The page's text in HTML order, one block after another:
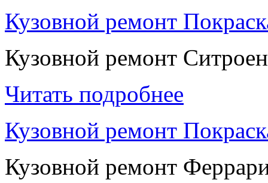
Кузовной ремонт
Кузовной ремонт Ситроен
Читать подробнее
Кузовной ремонт
Кузовной ремонт